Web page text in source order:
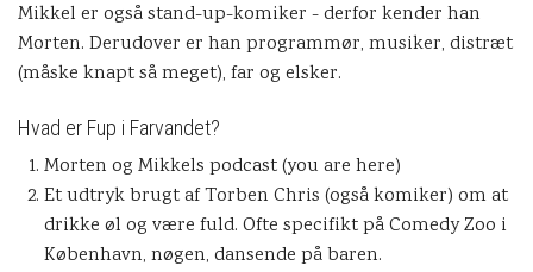
Mikkel er også stand-up-komiker - derfor kender han
Morten. Derudover er han programmør, musiker, distræt
(måske knapt så meget), far og elsker.
Hvad er Fup i Farvandet?
Morten og Mikkels podcast (you are here)
Et udtryk brugt af Torben Chris (også komiker) om at
drikke øl og være fuld. Ofte specifikt på Comedy Zoo i
København, nøgen, dansende på baren.